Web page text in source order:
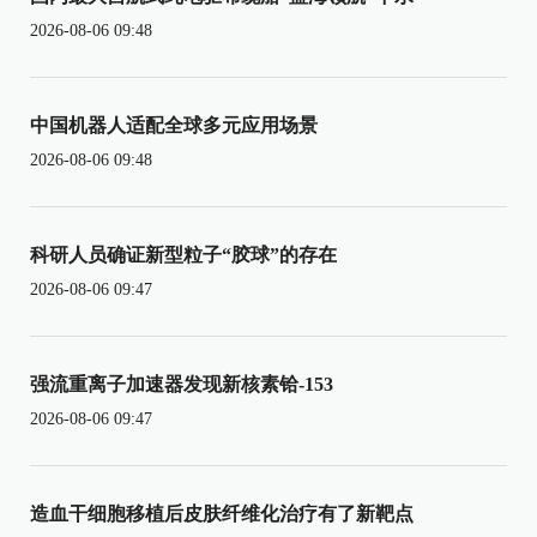
2026-08-06 09:48
中国机器人适配全球多元应用场景
2026-08-06 09:48
科研人员确证新型粒子“胶球”的存在
2026-08-06 09:47
强流重离子加速器发现新核素铪-153
2026-08-06 09:47
造血干细胞移植后皮肤纤维化治疗有了新靶点